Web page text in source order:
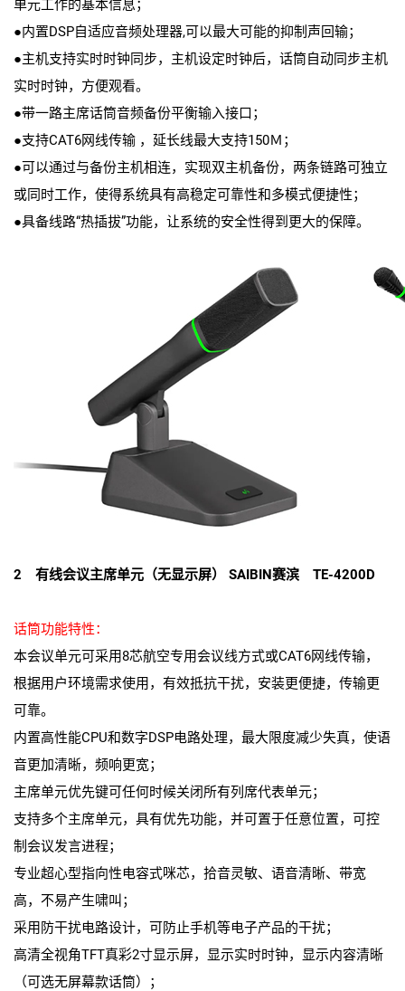
单元工作的基本信息；
●内置DSP自适应音频处理器,可以最大可能的抑制声回输；
●主机支持实时时钟同步，主机设定时钟后，话筒自动同步主机
实时时钟，方便观看。
●带一路主席话筒音频备份平衡输入接口；
●支持CAT6网线传输 ，延长线最大支持150Ｍ；
●可以通过与备份主机相连，实现双主机备份，两条链路可独立
或同时工作，使得系统具有高稳定可靠性和多模式便捷性；
●具备线路“热插拔”功能，让系统的安全性得到更大的保障。
2 有线会议主席单元（无显示屏） SAIBIN赛滨 TE-4200D
话筒功能特性：
本会议单元可采用8芯航空专用会议线方式或CAT6网线传输，
根据用户环境需求使用，有效抵抗干扰，安装更便捷，传输更
可靠。
内置高性能CPU和数字DSP电路处理，最大限度减少失真，使语
音更加清晰，频响更宽；
主席单元优先键可任何时候关闭所有列席代表单元；
支持多个主席单元，具有优先功能，并可置于任意位置，可控
制会议发言进程；
专业超心型指向性电容式咪芯，拾音灵敏、语音清晰、带宽
高，不易产生啸叫；
采用防干扰电路设计，可防止手机等电子产品的干扰；
高清全视角TFT真彩2寸显示屏，显示实时时钟，显示内容清晰
（可选无屏幕款话筒）；